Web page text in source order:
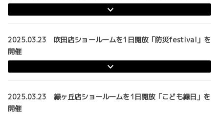
2025.03.23 吹田店ショールームを1日開放「防災festival」を
開催
2025.03.23 緑ヶ丘店ショールームを1日開放「こども縁日」を
開催